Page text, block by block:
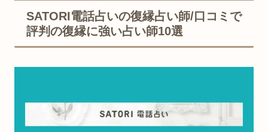
SATORI電話占いの復縁占い師/口コミで
評判の復縁に強い占い師10選